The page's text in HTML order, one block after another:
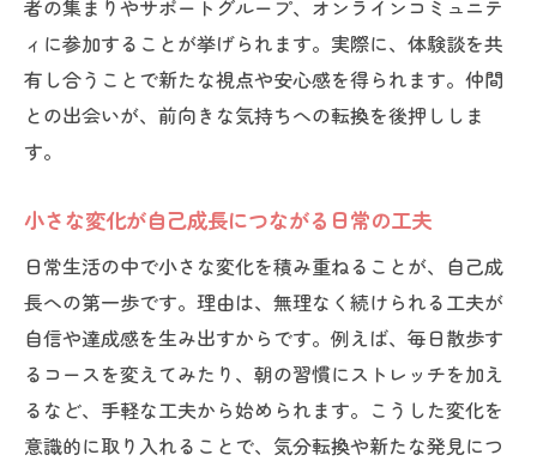
者の集まりやサポートグループ、オンラインコミュニテ
ィに参加することが挙げられます。実際に、体験談を共
有し合うことで新たな視点や安心感を得られます。仲間
との出会いが、前向きな気持ちへの転換を後押ししま
す。
小さな変化が自己成長につながる日常の工夫
日常生活の中で小さな変化を積み重ねることが、自己成
長への第一歩です。理由は、無理なく続けられる工夫が
自信や達成感を生み出すからです。例えば、毎日散歩す
るコースを変えてみたり、朝の習慣にストレッチを加え
るなど、手軽な工夫から始められます。こうした変化を
意識的に取り入れることで、気分転換や新たな発見につ